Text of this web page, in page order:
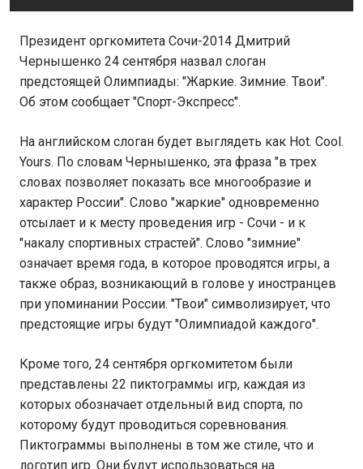
Президент оргкомитета Сочи-2014 Дмитрий
Чернышенко 24 сентября назвал слоган
предстоящей Олимпиады: "Жаркие. Зимние. Твои".
Об этом сообщает "Спорт-Экспресс".
На английском слоган будет выглядеть как Hot. Cool.
Yours. По словам Чернышенко, эта фраза "в трех
словах позволяет показать все многообразие и
характер России". Слово "жаркие" одновременно
отсылает и к месту проведения игр - Сочи - и к
"накалу спортивных страстей". Слово "зимние"
означает время года, в которое проводятся игры, а
также образ, возникающий в голове у иностранцев
при упоминании России. "Твои" символизирует, что
предстоящие игры будут "Олимпиадой каждого".
Кроме того, 24 сентября оргкомитетом были
представлены 22 пиктограммы игр, каждая из
которых обозначает отдельный вид спорта, по
которому будут проводиться соревнования.
Пиктограммы выполнены в том же стиле, что и
логотип игр. Они будут использоваться на